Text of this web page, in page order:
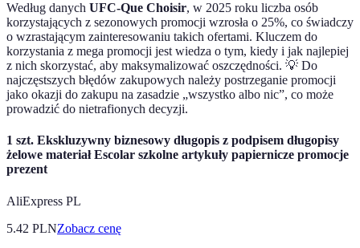
Według danych UFC-Que Choisir, w 2025 roku liczba osób
korzystających z sezonowych promocji wzrosła o 25%, co świadczy
o wzrastającym zainteresowaniu takich ofertami. Kluczem do
korzystania z mega promocji jest wiedza o tym, kiedy i jak najlepiej
z nich skorzystać, aby maksymalizować oszczędności. 💡 Do
najczęstszych błędów zakupowych należy postrzeganie promocji
jako okazji do zakupu na zasadzie „wszystko albo nic”, co może
prowadzić do nietrafionych decyzji.
1 szt. Ekskluzywny biznesowy długopis z podpisem długopisy
żelowe materiał Escolar szkolne artykuły papiernicze promocje
prezent
AliExpress PL
5.42 PLNZobacz cenę